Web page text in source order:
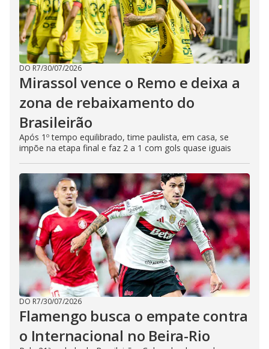
DO R7/30/07/2026
Mirassol vence o Remo e deixa a
zona de rebaixamento do
Brasileirão
Após 1º tempo equilibrado, time paulista, em casa, se
impõe na etapa final e faz 2 a 1 com gols quase iguais
DO R7/30/07/2026
Flamengo busca o empate contra
o Internacional no Beira-Rio